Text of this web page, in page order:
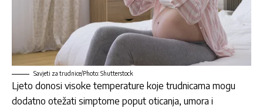
Savjeti za trudnice/Photo: Shutterstock
Ljeto donosi visoke temperature koje trudnicama mogu
dodatno otežati simptome poput oticanja, umora i